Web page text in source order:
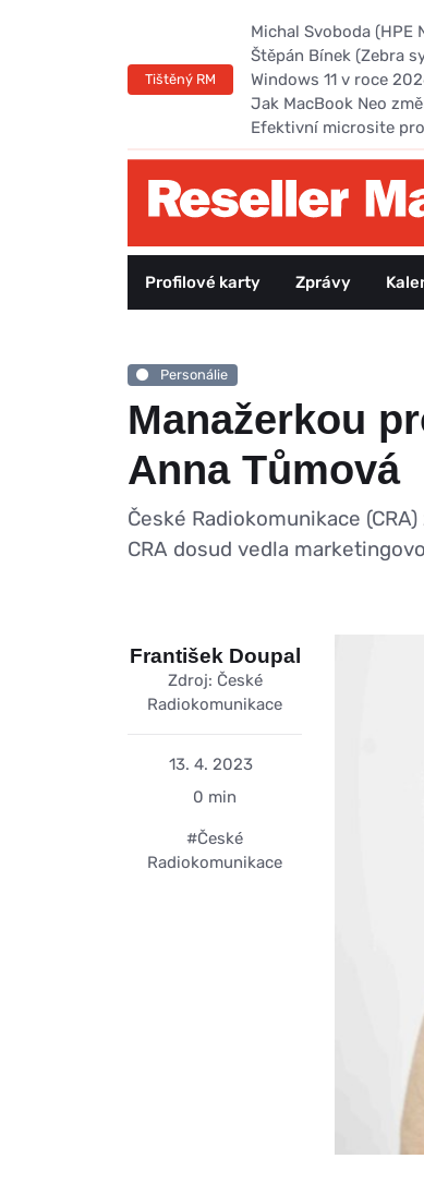
Tištěný RM
Michal Svoboda
Štěpán Bínek (Zebra
Windows 11 v roce
Jak MacBook Neo
Efektivní microsite
Profilové karty Zprávy
Personálie
Manažerkou
Anna Tůmová
České Radiokomunikace
CRA dosud vedla
František Doupal
Zdroj: České
Radiokomunikace
13. 4. 2023
0 min
#České
Radiokomunikace